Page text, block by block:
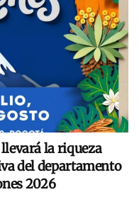
la riqueza
del departamento
2026